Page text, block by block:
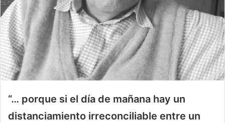
“… porque si el día de mañana hay un
distanciamiento irreconciliable entre un